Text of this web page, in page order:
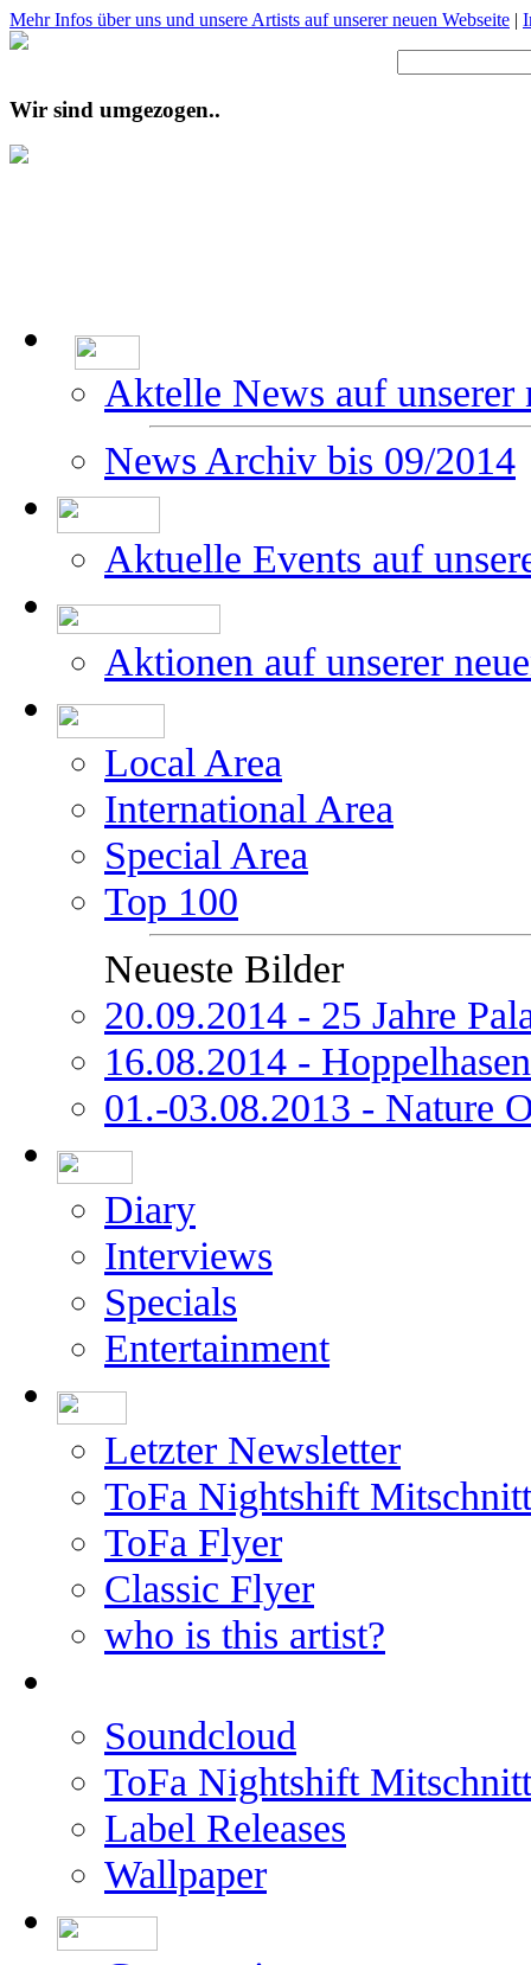
Mehr Infos über uns und unsere Artists auf unserer neuen Webseite |
Wir sind umgezogen..
Aktelle News auf unserer
News Archiv bis 09/2014
Aktuelle Events auf
Aktionen auf unserer
Local Area
International Area
Special Area
Top 100
Neueste Bilder
20.09.2014 - 25 Jahre
16.08.2014 -
01.-03.08.2013 - Nature
Diary
Interviews
Specials
Entertainment
Letzter Newsletter
ToFa Nightshift
ToFa Flyer
Classic Flyer
who is this artist?
Soundcloud
ToFa Nightshift
Label Releases
Wallpaper